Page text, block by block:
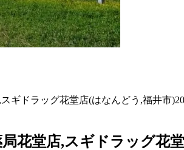
ギドラッグ花堂店(はなんどう,福井市
花堂店,スギドラッグ花